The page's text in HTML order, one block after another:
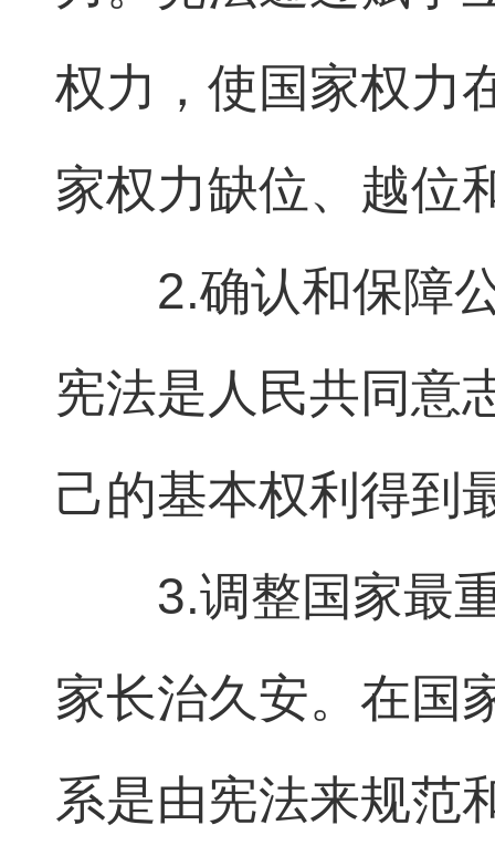
权力，使国家权力
家权力缺位、越位
2.确认和保障
宪法是人民共同意
己的基本权利得到
3.调整国家最
家长治久安。在国
系是由宪法来规范